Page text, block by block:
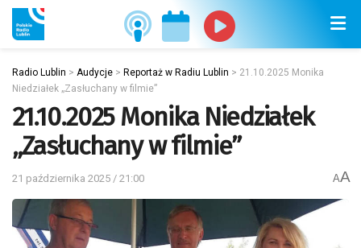
Radio Lublin > Audycje > Reportaż w Radiu Lublin > 21.10.2025 Monika
Niedziałek „Zasłuchany w filmie”
21.10.2025 Monika Niedziałek
„Zasłuchany w filmie”
21 października 2025 / 21:00 AA